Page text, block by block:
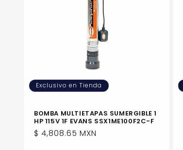
Exclusivo en Tienda
BOMBA MULTIETAPAS SUMERGIBLE 1
HP 115V 1F EVANS SSX1ME100F2C-F
Precio
$ 4,808.65 MXN